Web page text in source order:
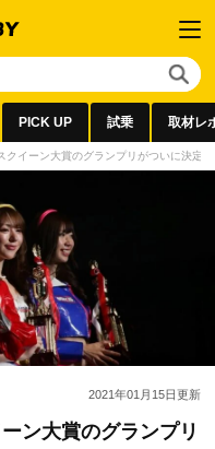
PICK UP 試乗 取材レ
クイーン大賞のグランプリがついに決定
2021年01月15日更新
ン大賞のグランプリ